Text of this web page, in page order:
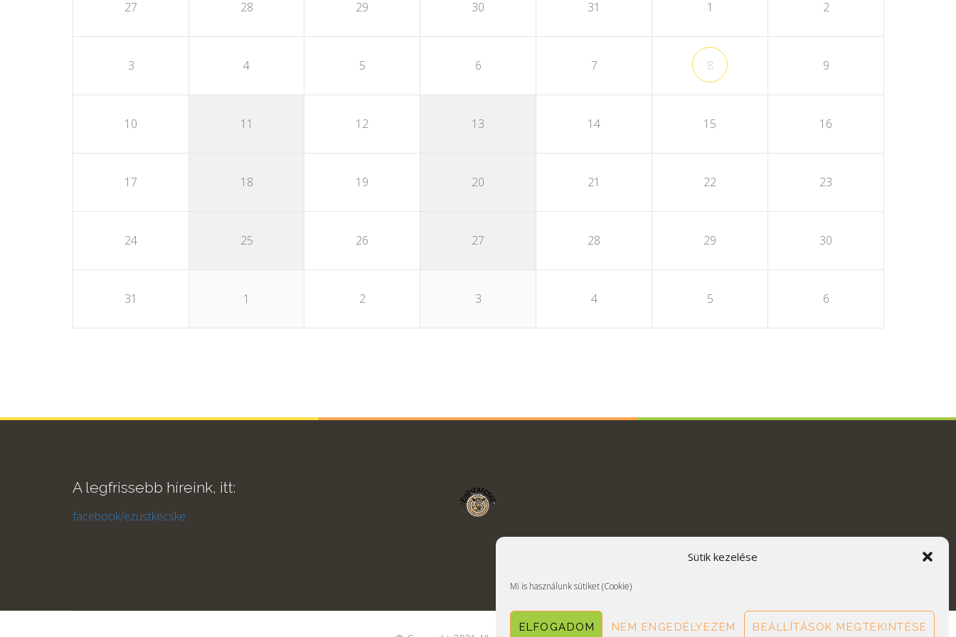
Sütik kezelése
Mi is használunk sütiket (Cookie)
ELFOGADOM NEM ENGEDÉLYEZEM BEÁLLÍTÁSOK MEGTEKINTÉSE
27 28 29 30 31 1 2
3 4 5 6 7 8 9
10 11 12 13 14 15 16
17 18 19 20 21 22 23
24 25 26 27 28 29 30
31 1 2 3 4 5 6
A legfrissebb híreink, itt:
facebook/ezustkecske